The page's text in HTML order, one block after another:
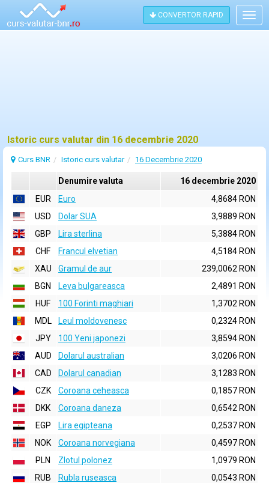
CONVERTOR RAPID
Istoric curs valutar din 16 decembrie 2020
Curs BNR Istoric curs valutar 16 Decembrie 2020
Denumire valuta
16 decembrie 2020
EUR
Euro
4,8684 RON
USD
Dolar SUA
3,9889 RON
GBP
Lira sterlina
5,3884 RON
CHF
Francul elvetian
4,5184 RON
XAU
Gramul de aur
239,0062 RON
BGN
Leva bulgareasca
2,4891 RON
HUF
100 Forinti maghiari
1,3702 RON
MDL
Leul moldovenesc
0,2324 RON
JPY
100 Yeni japonezi
3,8594 RON
AUD
Dolarul australian
3,0206 RON
CAD
Dolarul canadian
3,1283 RON
CZK
Coroana ceheasca
0,1857 RON
DKK
Coroana daneza
0,6542 RON
EGP
Lira egipteana
0,2537 RON
NOK
Coroana norvegiana
0,4597 RON
PLN
Zlotul polonez
1,0979 RON
RUB
Rubla ruseasca
0,0543 RON